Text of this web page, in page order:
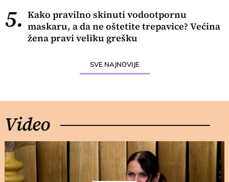
5. Kako pravilno skinuti vodootpornu
maskaru, a da ne oštetite trepavice? Većina
žena pravi veliku grešku
SVE NAJNOVIJE
Video